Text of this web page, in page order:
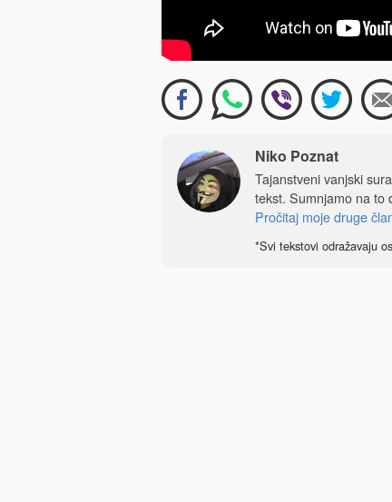
Niko Poznat
Tajanstveni vanjski
tekst. Sumnjamo na to
Pročitaj moje druge
*Svi tekstovi odražavaju